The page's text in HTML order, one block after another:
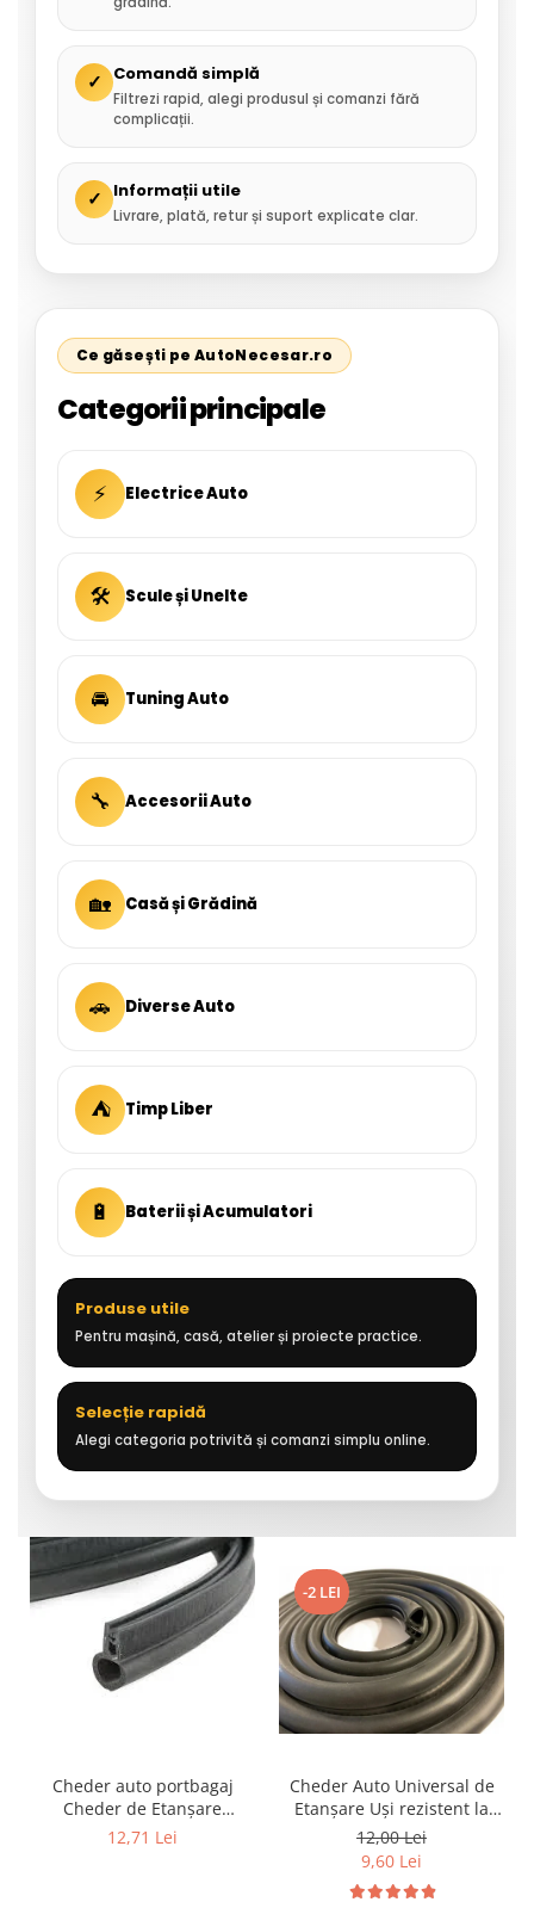
✓ Comandă simplă
Filtrezi rapid, alegi produsul și comanzi fără
complicații.
✓ Informații utile
Livrare, plată, retur și suport explicate clar.
Ce găsești pe AutoNecesar.ro
Categorii principale
⚡ Electrice Auto
🛠 Scule și Unelte
🚘 Tuning Auto
🔧 Accesorii Auto
🏡 Casă și Grădină
🚗 Diverse Auto
⛺ Timp Liber
🔋 Baterii și Acumulatori
Produse utile
Pentru mașină, casă, atelier și proiecte practice.
Selecție rapidă
Alegi categoria potrivită și comanzi simplu online.
Cheder auto portbagaj
Cheder de Etanșare
Profesional din Cauciuc -
12,71 Lei
-2 LEI
Cheder Auto Universal de
Etanșare Uși rezistent la
intemperii, raze UV,
îmbătrânire și temperaturi
extreme
12,00 Lei
9,60 Lei